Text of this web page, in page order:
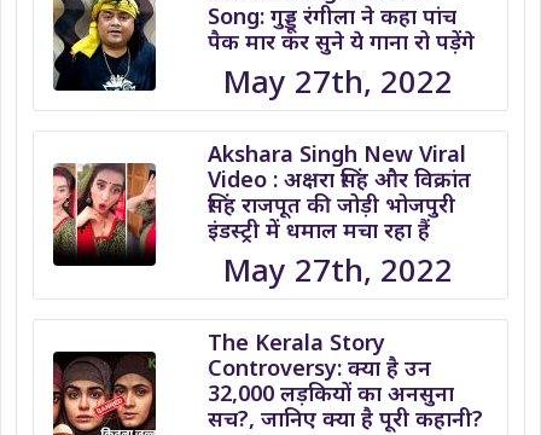
Song: गुड्डू रंगीला ने कहा पांच
पैक मार कर सुने ये गाना रो पड़ेंगे
May 27th, 2022
Akshara Singh New Viral
Video : अक्षरा सिंह और विक्रांत
सिंह राजपूत की जोड़ी भोजपुरी
इंडस्ट्री में धमाल मचा रहा हैं
May 27th, 2022
The Kerala Story
Controversy: क्या है उन
32,000 लड़कियों का अनसुना
सच?, जानिए क्या है पूरी कहानी?